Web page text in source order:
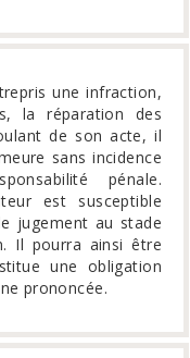
une infraction,
la réparation des
de son acte, il
sans incidence
pénale.
est susceptible
jugement au stade
Il pourra ainsi être
une obligation
prononcée.